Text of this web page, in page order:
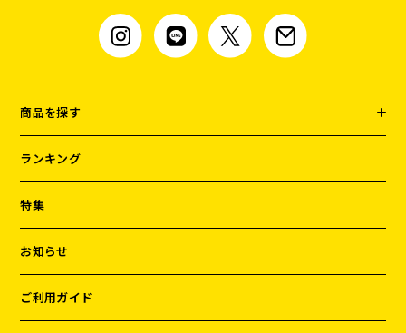
商品を探す
ランキング
特集
お知らせ
ご利用ガイド